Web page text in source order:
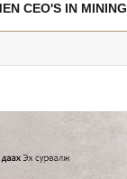
CEO'S IN MINING